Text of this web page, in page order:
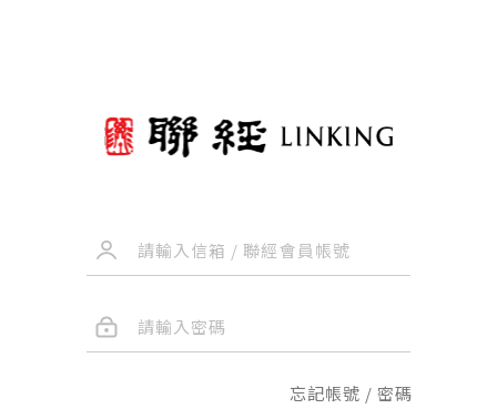
忘記帳號 / 密碼